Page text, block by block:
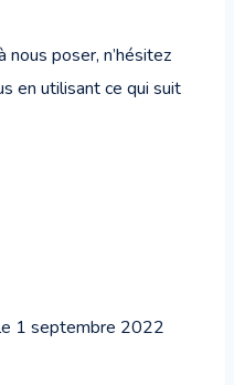
poser, n’hésitez
en utilisant ce qui suit
1 septembre 2022